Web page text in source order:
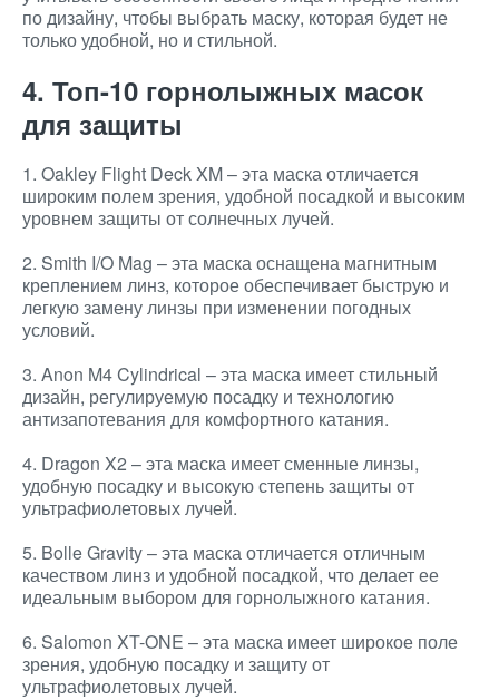
по дизайну, чтобы выбрать маску, которая будет не
только удобной, но и стильной.
4. Топ-10 горнолыжных масок
для защиты
1. Oakley Flight Deck XM – эта маска отличается
широким полем зрения, удобной посадкой и высоким
уровнем защиты от солнечных лучей.
2. Smith I/O Mag – эта маска оснащена магнитным
креплением линз, которое обеспечивает быструю и
легкую замену линзы при изменении погодных
условий.
3. Anon M4 Cylindrical – эта маска имеет стильный
дизайн, регулируемую посадку и технологию
антизапотевания для комфортного катания.
4. Dragon X2 – эта маска имеет сменные линзы,
удобную посадку и высокую степень защиты от
ультрафиолетовых лучей.
5. Bolle Gravity – эта маска отличается отличным
качеством линз и удобной посадкой, что делает ее
идеальным выбором для горнолыжного катания.
6. Salomon XT-ONE – эта маска имеет широкое поле
зрения, удобную посадку и защиту от
ультрафиолетовых лучей.